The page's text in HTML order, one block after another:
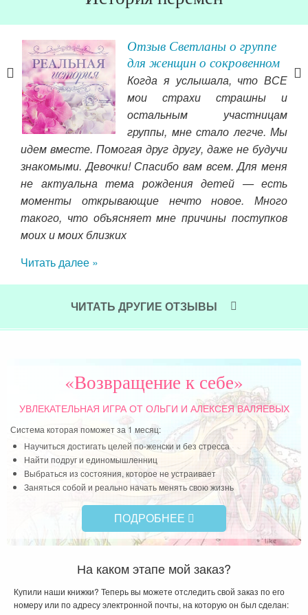
Отзыв Светланы о группе
для женщин о сокровенном
Когда я услышала, что ВСЕ
мои страхи страшны и
остальным участницам
группы, мне стало легче. Мы
идем вместе. Помогая друг другу, даже не будучи
знакомыми. Девочки! Спасибо вам всем. Для меня
не актуальна тема рождения детей — есть
моменты открывающие нечто новое. Много
такого, что объясняет мне причины поступков
моих и моих близких
Читать далее »
ЧИТАТЬ ДРУГИЕ ОТЗЫВЫ
«Возвращение к себе»
УВЛЕКАТЕЛЬНАЯ ИГРАОТ ОЛЬГИ И АЛЕКСЕЯ ВАЛЯЕВЫХ
Система которая поможет за 1 месяц:
Научиться достигать целей по-женски и без стресса
Найти подруг и единомышленниц
Выбраться из состояния, которое не устраивает
Заняться собой и реально начать менять свою жизнь
ПОДРОБНЕЕ
На каком этапе мой заказ?
Купили наши книжки? Теперь вы можете отследить свой заказ по его
номеру или по адресу электронной почты, на которую он был сделан: